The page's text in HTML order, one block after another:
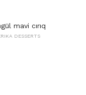
mavi cırıq
DESSERTS